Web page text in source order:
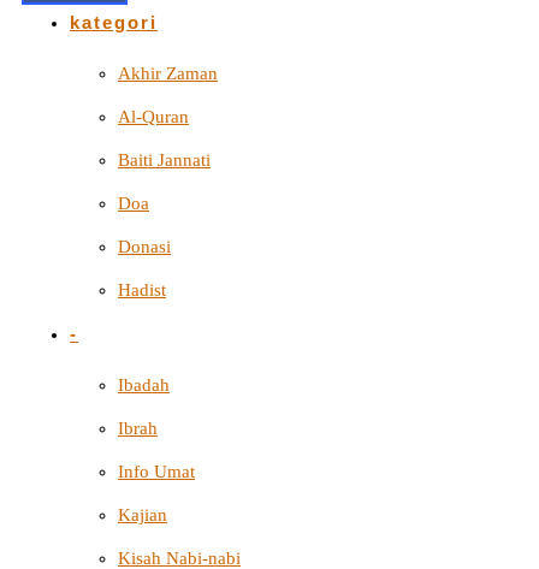
kategori
Akhir Zaman
Al-Quran
Baiti Jannati
Doa
Donasi
Hadist
-
Ibadah
Ibrah
Info Umat
Kajian
Kisah Nabi-nabi